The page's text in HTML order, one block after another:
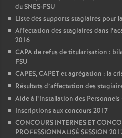
du SNES-FSU
Liste des supports stagiaires pour
Affectation des stagiaires dans
2016
CAPA de refus de titularisation :
FSU
CAPES, CAPET et agrégation : la
Résultats d’affectation des
Aide à l’Installation des Personnels
Inscriptions aux concours 2017
CONCOURS INTERNES ET
PROFESSIONNALISÉ SESSION